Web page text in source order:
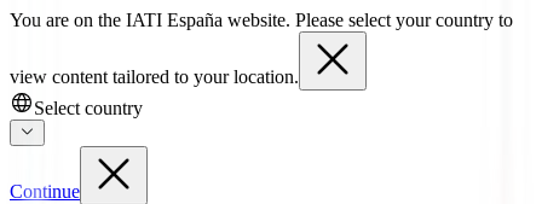
You are on the IATI España website. Please select your country to
view content tailored to your location.
Select country
Continue